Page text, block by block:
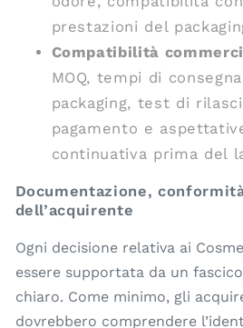
prestazioni del
Compatibilità
MOQ, tempi di
packaging, test di
pagamento e
continuativa prima del
Documentazione,
dell’acquirente
Ogni decisione relativa ai
essere supportata da un
chiaro. Come minimo, gli
dovrebbero comprendere